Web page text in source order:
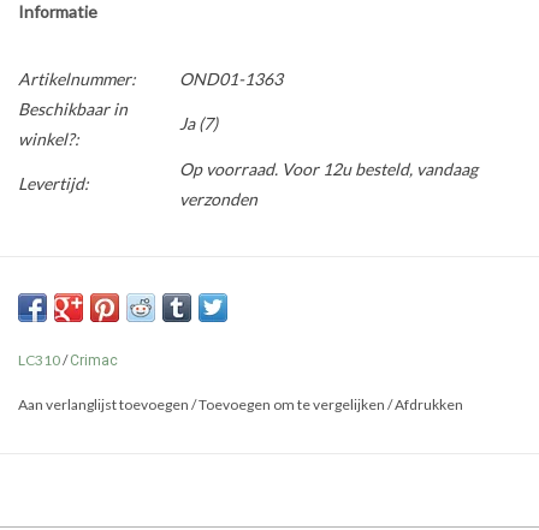
Informatie
Artikelnummer:
OND01-1363
Beschikbaar in
winkel?:
Ja(7)
Levertijd:
Op voorraad. Voor 12u besteld, vandaag
verzonden
LC310/Crimac
Aan verlanglijst toevoegen /Toevoegen om te vergelijken /Afdrukken